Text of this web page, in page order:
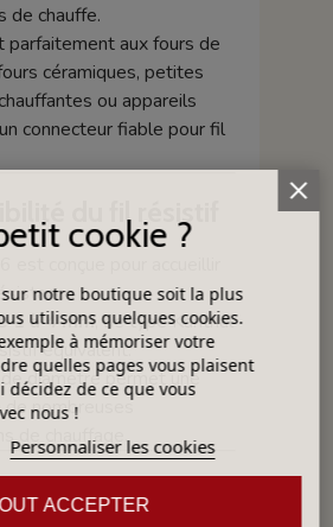
de chauffe.
parfaitement aux fours de
céramiques, petites
ou appareils
connecteur fiable pour fil
du fil résistif
est conçue pour accueillir
:
1 à 4 mm, de type Kanthal
équivalent.
diamètre permet une
nombreuses
de chauffage.
électrique
cookie ?
notre boutique soit la plus
utilisons quelques cookies.
à mémoriser votre
quelles pages vous plaisent
décidez de ce que vous
nous !
Personnaliser les cookies
ACCEPTER